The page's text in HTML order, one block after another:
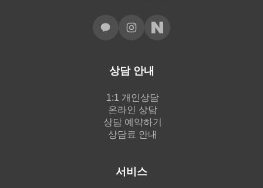
상담 안내
1:1 개인상담
온라인 상담
상담 예약하기
상담료 안내
서비스